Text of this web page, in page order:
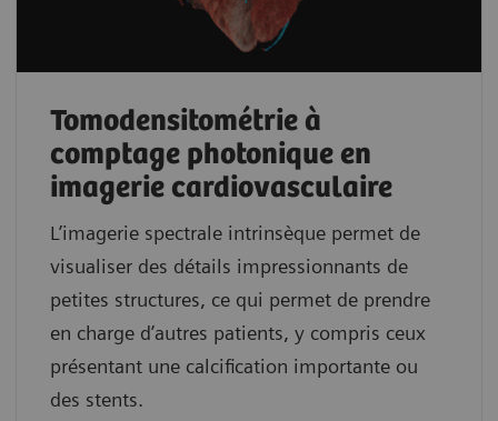
Tomodensitométrie à
comptage photonique en
imagerie cardiovasculaire
L’imagerie spectrale intrinsèque permet de
visualiser des détails impressionnants de
petites structures, ce qui permet de prendre
en charge d’autres patients, y compris ceux
présentant une calcification importante ou
des stents.